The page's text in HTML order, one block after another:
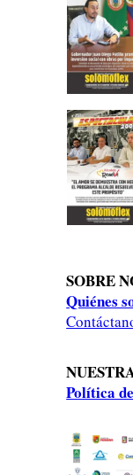
SOBRE
Quiénes
Política